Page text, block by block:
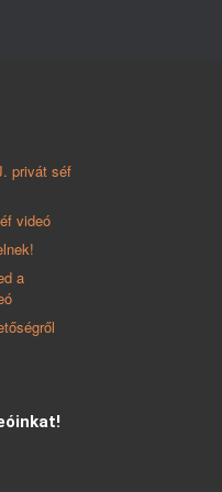
privát séf
videó
a